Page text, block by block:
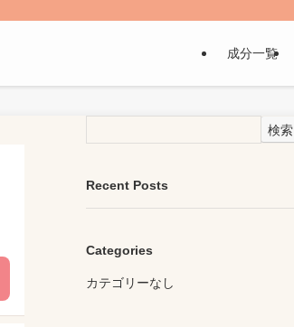
成分一覧
検索
Recent Posts
Categories
カテゴリーなし